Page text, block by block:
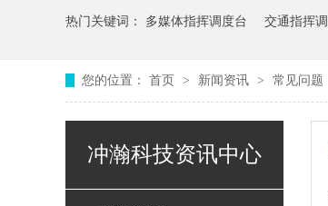
热门关键词： 多媒体指挥调度台 交通指挥
您的位置： 首页 > 新闻资讯 > 常见问题
冲瀚科技资讯中心